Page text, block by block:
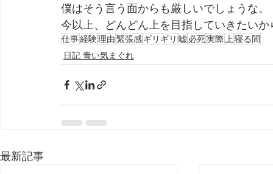
僕はそう言う面からも厳しいでしょうな。
今以上、どんどん上を目指していきたい
仕事経験理由 緊張感ギリギリ 嘘必死実際上寝る間
日記 青い気まぐれ
最新記事